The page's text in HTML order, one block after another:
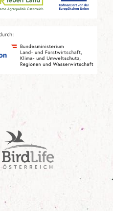
Birdlife